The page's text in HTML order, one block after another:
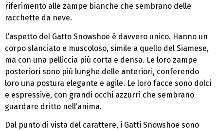
riferimento alle zampe bianche che sembrano delle
racchette da neve.
L’aspetto del Gatto Snowshoe è davvero unico. Hanno un
corpo slanciato e muscoloso, simile a quello del Siamese,
ma con una pelliccia più corta e densa. Le loro zampe
posteriori sono più lunghe delle anteriori, conferendo
loro una postura elegante e agile. Le loro facce sono dolci
e espressive, con grandi occhi azzurri che sembrano
guardare dritto nell’anima.
Dal punto di vista del carattere, i Gatti Snowshoe sono